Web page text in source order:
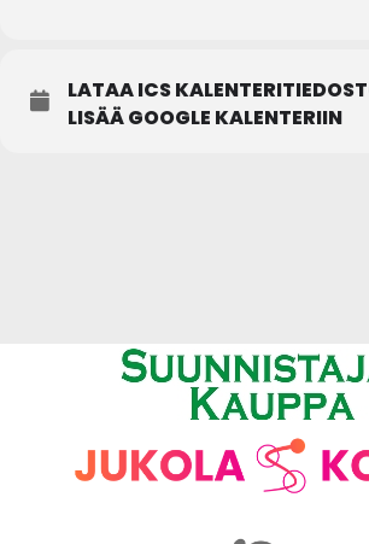
LATAA ICS
LISÄÄ GOOGLE KALENTERIIN